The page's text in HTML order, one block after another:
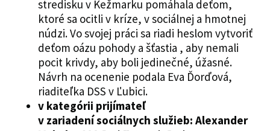
stredisku v Kežmarku pomáhala deťom,
ktoré sa ocitli v kríze, v sociálnej a hmotnej
núdzi. Vo svojej práci sa riadi heslom vytvoriť
deťom oázu pohody a šťastia , aby nemali
pocit krivdy, aby boli jedinečné, úžasné.
Návrh na ocenenie podala Eva Ďorďová,
riaditeľka DSS v Ľubici.
v kategórii prijímateľ
v zariadení sociálnych služieb: Alexander